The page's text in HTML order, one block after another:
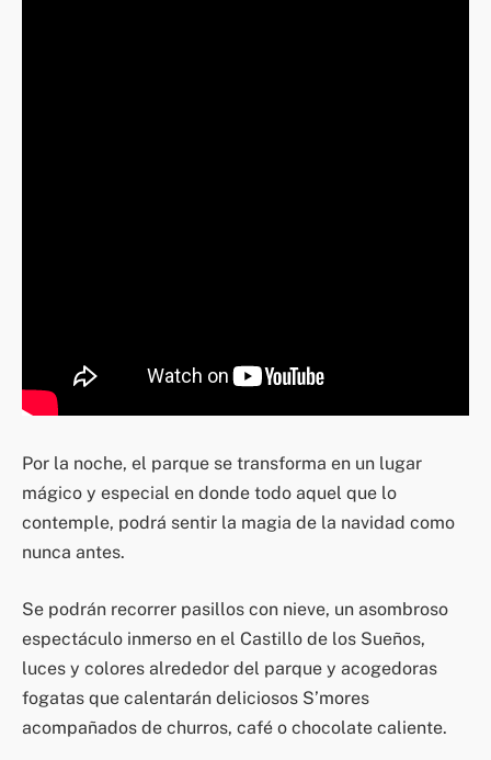
Por la noche, el parque se transforma en un lugar
mágico y especial en donde todo aquel que lo
contemple, podrá sentir la magia de la navidad como
nunca antes.
Se podrán recorrer pasillos con nieve, un asombroso
espectáculo inmerso en el Castillo de los Sueños,
luces y colores alrededor del parque y acogedoras
fogatas que calentarán deliciosos S’mores
acompañados de churros, café o chocolate caliente.